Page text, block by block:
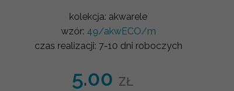
kolekcja: akwarele
wzór: 49/akwECO/m
czas realizacji: 7-10 dni roboczych
5.00 ZŁ